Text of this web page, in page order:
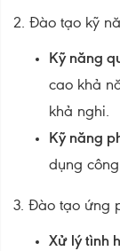
2. Đào tạo kỹ
Kỹ năng
cao khả
khả nghi.
Kỹ năng
dụng
3. Đào tạo ứng
Xử lý tình